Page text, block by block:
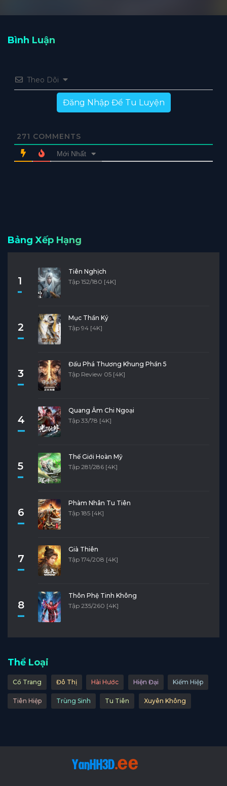
Bình Luận
Theo Dõi
Đăng Nhập Để Tu Luyện
271 COMMENTS
Mới Nhất
Bảng Xếp Hạng
1
Tiên Nghịch
Tập 152/180 [4K]
2
Mục Thần Ký
Tập 94 [4K]
3
Đấu Phá Thương Khung Phần 5
Tập Review 05 [4K]
4
Quang Âm Chi Ngoại
Tập 33/78 [4K]
5
Thế Giới Hoàn Mỹ
Tập 281/286 [4K]
6
Phàm Nhân Tu Tiên
Tập 185 [4K]
7
Già Thiên
Tập 174/208 [4K]
8
Thôn Phệ Tinh Không
Tập 235/260 [4K]
Thể Loại
Cổ Trang Đô Thị Hài Hước Hiện Đại Kiếm Hiệp
Tiên Hiệp Trùng Sinh Tu Tiên Xuyên Không